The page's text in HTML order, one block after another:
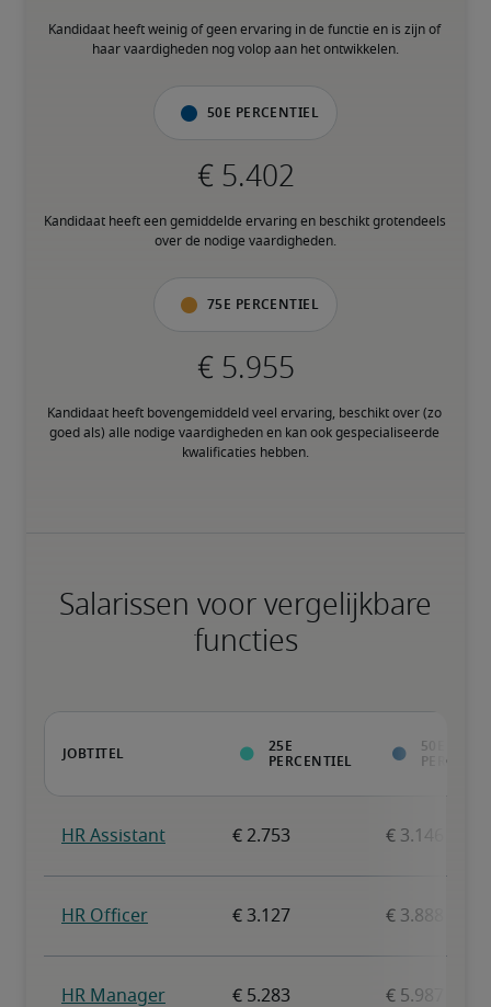
Kandidaat heeft weinig of geen ervaring in de functie en is zijn of
haar vaardigheden nog volop aan het ontwikkelen.
50e percentiel
Kandidaat heeft een gemiddelde ervaring en beschikt grotendeels
over de nodige vaardigheden.
75e percentiel
Kandidaat heeft bovengemiddeld veel ervaring, beschikt over (zo
goed als) alle nodige vaardigheden en kan ook gespecialiseerde
kwalificaties hebben.
Salarissen voor vergelijkbare
functies